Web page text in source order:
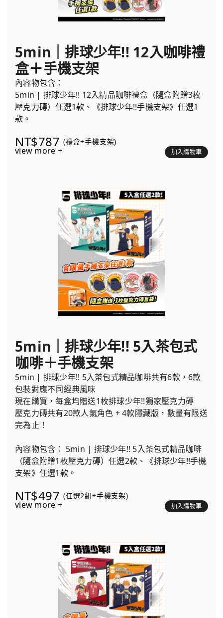
5min｜排球少年!! 12入咖啡禮
盒＋手機支架
內容物包含：
5min | 排球少年!! 12入精品咖啡禮盒（隨盒附贈3枚
壓克力磚）任選1款、《排球少年!!手機支架》任選1
款。
NT$787 (禮盒+手機支架)
view more + 加入購物車
5min｜排球少年!! 5入茶包式
咖啡＋手機支架
5min | 排球少年!! 5入茶包式精品咖啡共有6款，6款
包裝對應不同經典風味
現在購買，每盒均贈送1枚排球少年!!獨家壓克力磚
壓克力磚共有20款人氣角色 + 4款隱藏版，數量有限送
完為止！
內容物包含： 5min | 排球少年!! 5入茶包式精品咖啡
（隨盒附贈1枚壓克力磚）任選2款、《排球少年!!手機
支架》任選1款。
NT$497 (任選2組+手機支架)
view more + 加入購物車